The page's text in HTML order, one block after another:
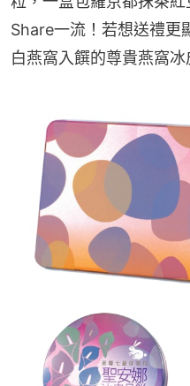
Share一流！若想送禮更
白燕窩入饌的尊貴燕窩冰